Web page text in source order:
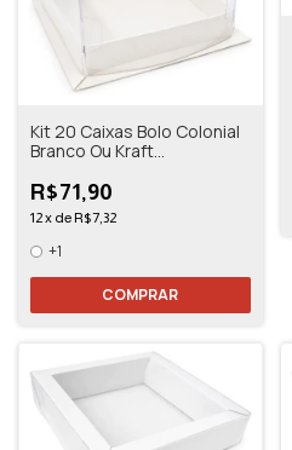
Kit 20 Caixas Bolo Colonial
Branco Ou Kraft
R$71,90
12x de R$7,32
+1
COMPRAR